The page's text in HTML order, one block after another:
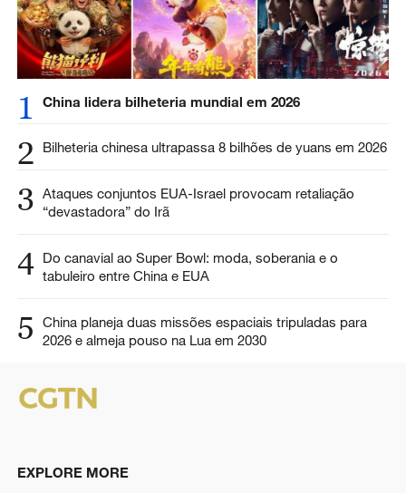
1 China lidera bilheteria mundial em 2026
2 Bilheteria chinesa ultrapassa 8 bilhões de yuans em 2026
3 Ataques conjuntos EUA-Israel provocam retaliação
“devastadora” do Irã
4 Do canavial ao Super Bowl: moda, soberania e o
tabuleiro entre China e EUA
5
China planeja duas missões espaciais tripuladas para
2026 e almeja pouso na Lua em 2030
EXPLORE MORE